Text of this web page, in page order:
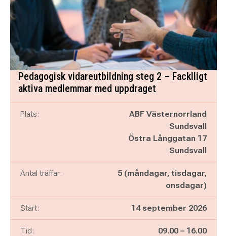
Pedagogisk vidareutbildning steg 2 – Facklligt
aktiva medlemmar med uppdraget
Plats:
ABF Västernorrland
Sundsvall
Östra Långgatan 17
Sundsvall
Antal träffar:
5 (måndagar, tisdagar,
onsdagar)
Start: 14 september 2026
Tid: Pågår mellan
09.00 – och
16.00